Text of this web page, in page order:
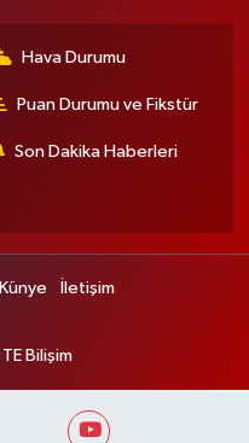
Hava Durumu
Puan Durumu ve Fikstür
Son Dakika Haberleri
Künye İletişim
TE Bilişim